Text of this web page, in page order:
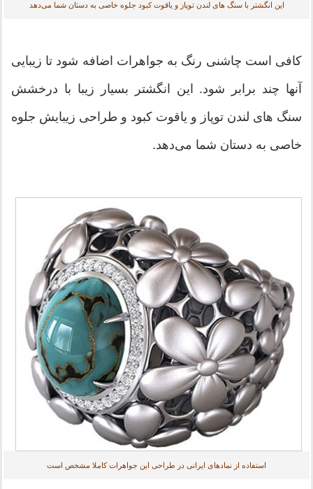
این انگشتر با سنگ های لندن توپاز و یاقوت کبود جلوه خاصی به دستان شما می‌دهد
کافی است چاشنی رنگ به جواهرات اضافه شود تا زیبایی
آنها چند برابر شود. این انگشتر بسیار زیبا با درخشش
سنگ های لندن توپاز و یاقوت کبود و طراحی زیبایش جلوه
خاصی به دستان شما می‌دهد.
استفاده از نمادهای ایرانی در طراحی این جواهرات کاملا مشخص است